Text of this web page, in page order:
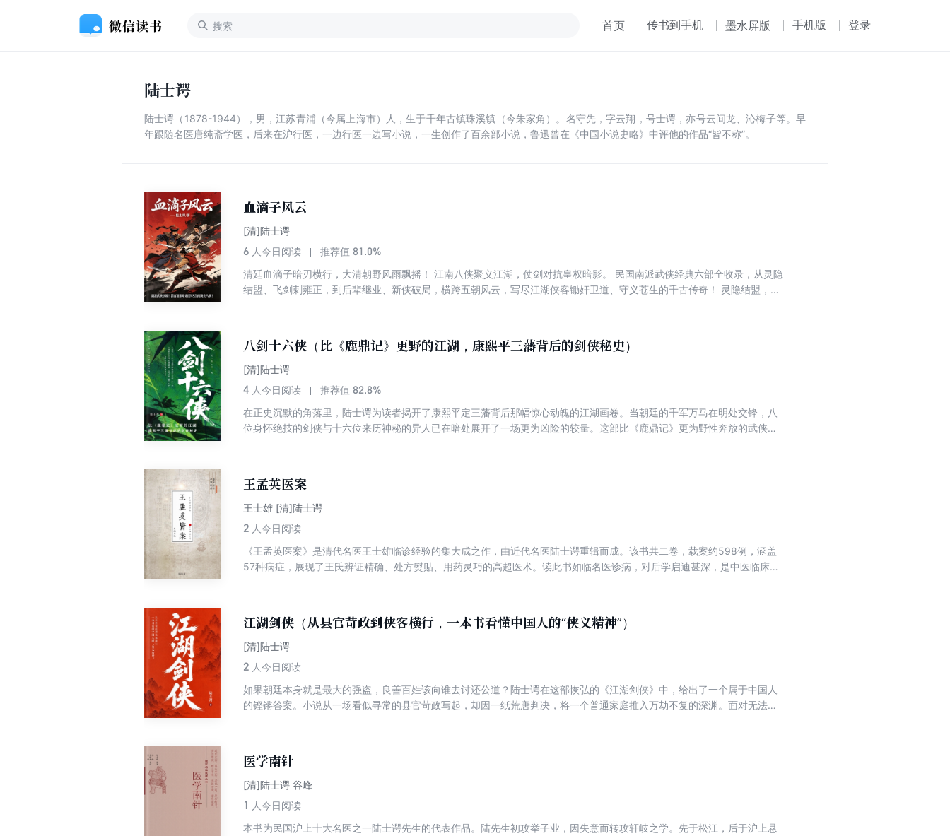
首页 传书到手机 墨水屏版 手机版 登录
陆士谔
陆士谔（1878-1944），男，江苏青浦（今属上海市）人，生于千年古镇珠溪镇（今朱家角）。名守先，字云翔，号士谔，亦号云间龙、沁梅子等。早
年跟随名医唐纯斋学医，后来在沪行医，一边行医一边写小说，一生创作了百余部小说，鲁迅曾在《中国小说史略》中评他的作品“皆不称”。
血滴子风云
[清]陆士谔
6 人今日阅读 推荐值 81.0%
清廷血滴子暗刃横行，大清朝野风雨飘摇！ 江南八侠聚义江湖，仗剑对抗皇权暗影。 民国南派武侠经典六部全收录，从灵隐
结盟、飞剑刺雍正，到后辈继业、新侠破局，横跨五朝风云，写尽江湖侠客锄奸卫道、守义苍生的千古传奇！ 灵隐结盟，八
脉生生不息。 一卷血滴风云，半部江南侠史。纵观五代江湖更迭，看八侠一脉，以青锋破血影，以侠义镇乱世！
八剑十六侠（比《鹿鼎记》更野的江湖，康熙平三藩背后的剑侠秘史）
[清]陆士谔
4 人今日阅读 推荐值 82.8%
在正史沉默的角落里，陆士谔为读者揭开了康熙平定三藩背后那幅惊心动魄的江湖画卷。当朝廷的千军万马在明处交锋，八
位身怀绝技的剑侠与十六位来历神秘的异人已在暗处展开了一场更为凶险的较量。这部比《鹿鼎记》更为野性奔放的武侠巨
王孟英医案
王士雄 [清]陆士谔
2 人今日阅读
《王孟英医案》是清代名医王士雄临诊经验的集大成之作，由近代名医陆士谔重辑而成。该书共二卷，载案约598例，涵盖
57种病症，展现了王氏辨证精确、处方熨贴、用药灵巧的高超医术。读此书如临名医诊病，对后学启迪甚深，是中医临床医
江湖剑侠（从县官苛政到侠客横行，一本书看懂中国人的“侠义精神”）
[清]陆士谔
2 人今日阅读
如果朝廷本身就是最大的强盗，良善百姓该向谁去讨还公道？陆士谔在这部恢弘的《江湖剑侠》中，给出了一个属于中国人
的铿锵答案。小说从一场看似寻常的县官苛政写起，却因一纸荒唐判决，将一个普通家庭推入万劫不复的深渊。面对无法申
医学南针
[清]陆士谔 谷峰
1 人今日阅读
本书为民国沪上十大名医之一陆士谔先生的代表作品。陆先生初攻举子业，因失意而转攻轩岐之学。先于松江，后于沪上悬